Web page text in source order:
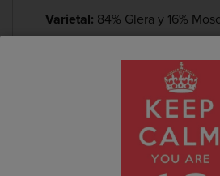
Varietal: 84% Glera y 16%
mezcla las
Moscato rosa de una misma
fermentación se realiza a una
controlada de entre 16º y 18º
acero inoxidable durante 40
añade una selección de